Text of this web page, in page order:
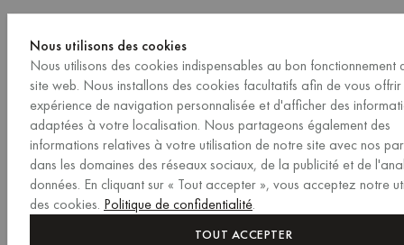
Nous utilisons des cookies
Nous utilisons des cookies indispensables au bon fonctionnement
site web. Nous installons des cookies facultatifs afin de vous offrir
expérience de navigation personnalisée et d'afficher des
adaptées à votre localisation. Nous partageons également des
informations relatives à votre utilisation de notre site avec nos
dans les domaines des réseaux sociaux, de la publicité et de
données. En cliquant sur « Tout accepter », vous acceptez notre
des cookies. Politique de confidentialité.
TOUT ACCEPTER